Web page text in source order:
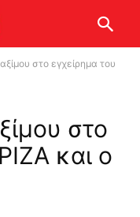
στο εγχείρημα του
στο
και ο